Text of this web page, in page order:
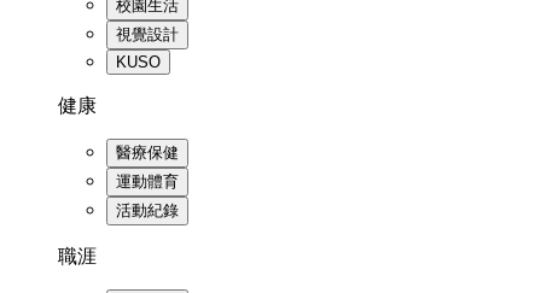
校園生活
視覺設計
KUSO
健康
醫療保健
運動體育
活動紀錄
職涯